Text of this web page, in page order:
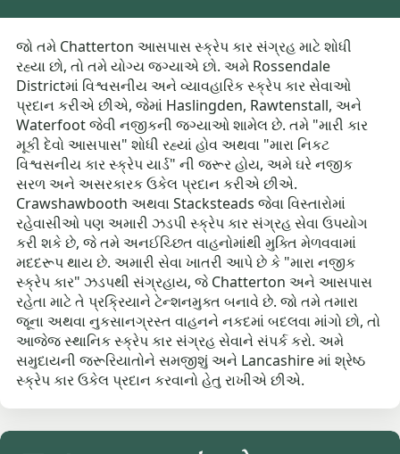
જો તમે Chatterton આસપાસ સ્ક્રેપ કાર સંગ્રહ માટે શોધી
રહ્યા છો, તો તમે યોગ્ય જગ્યાએ છો. અમે Rossendale
Districtમાં વિશ્વસનીય અને વ્યાવહારિક સ્ક્રેપ કાર સેવાઓ
પ્રદાન કરીએ છીએ, જેમાં Haslingden, Rawtenstall, અને
Waterfoot જેવી નજીકની જગ્યાઓ શામેલ છે. તમે "મારી કાર
મૂકી દેવો આસપાસ" શોધી રહ્યાં હોવ અથવા "મારા નિકટ
વિશ્વસનીય કાર સ્ક્રેપ યાર્ડ" ની જરૂર હોય, અમે ઘરે નજીક
સરળ અને અસરકારક ઉકેલ પ્રદાન કરીએ છીએ.
Crawshawbooth અથવા Stacksteads જેવા વિસ્તારોમાં
રહેવાસીઓ પણ અમારી ઝડપી સ્ક્રેપ કાર સંગ્રહ સેવા ઉપયોગ
કરી શકે છે, જે તમે અનઈચ્છિત વાહનોમાંથી મુક્તિ મેળવવામાં
મદદરૂપ થાય છે. અમારી સેવા ખાતરી આપે છે કે "મારા નજીક
સ્ક્રેપ કાર" ઝડપથી સંગ્રહાય, જે Chatterton અને આસપાસ
રહેતા માટે તે પ્રક્રિયાને ટેન્શનમુક્ત બનાવે છે. જો તમે તમારા
જૂના અથવા નુકસાનગ્રસ્ત વાહનને નકદમાં બદલવા માંગો છો, તો
આજેજ સ્થાનિક સ્ક્રેપ કાર સંગ્રહ સેવાને સંપર્ક કરો. અમે
સમુદાયની જરૂરિયાતોને સમજીશું અને Lancashire માં શ્રેષ્ઠ
સ્ક્રેપ કાર ઉકેલ પ્રદાન કરવાનો હેતુ રાખીએ છીએ.